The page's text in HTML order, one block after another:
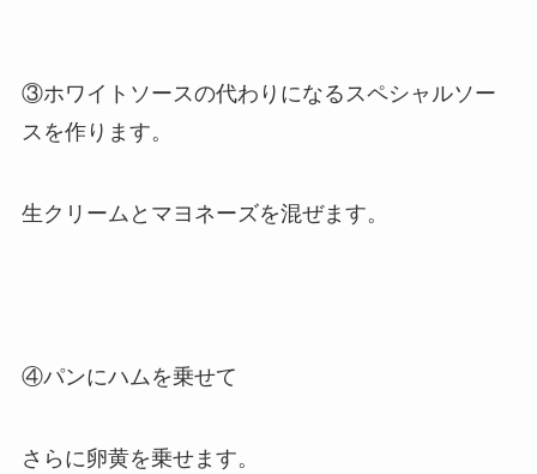
③ホワイトソースの代わりになるスペシャルソー
スを作ります。
生クリームとマヨネーズを混ぜます。
④パンにハムを乗せて
さらに卵黄を乗せます。